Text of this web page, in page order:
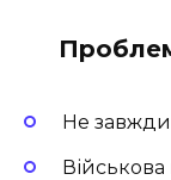
Не завжди